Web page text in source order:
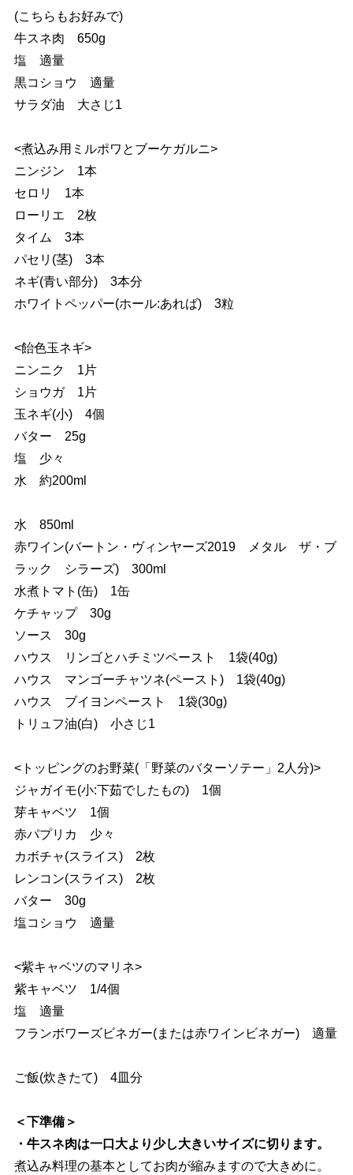
(こちらもお好みで)
牛スネ肉 650g
塩 適量
黒コショウ 適量
サラダ油 大さじ1
<煮込み用ミルポワとブーケガルニ>
ニンジン 1本
セロリ 1本
ローリエ 2枚
タイム 3本
パセリ(茎) 3本
ネギ(青い部分) 3本分
ホワイトペッパー(ホール:あれば) 3粒
<飴色玉ネギ>
ニンニク 1片
ショウガ 1片
玉ネギ(小) 4個
バター 25g
塩 少々
水 約200ml
水 850ml
赤ワイン(バートン・ヴィンヤーズ2019 メタル ザ・ブ
ラック シラーズ) 300ml
水煮トマト(缶) 1缶
ケチャップ 30g
ソース 30g
ハウス リンゴとハチミツペースト 1袋(40g)
ハウス マンゴーチャツネ(ペースト) 1袋(40g)
ハウス ブイヨンペースト 1袋(30g)
トリュフ油(白) 小さじ1
<トッピングのお野菜(「野菜のバターソテー」2人分)>
ジャガイモ(小:下茹でしたもの) 1個
芽キャベツ 1個
赤パプリカ 少々
カボチャ(スライス) 2枚
レンコン(スライス) 2枚
バター 30g
塩コショウ 適量
<紫キャベツのマリネ>
紫キャベツ 1/4個
塩 適量
フランボワーズビネガー(または赤ワインビネガー) 適量
ご飯(炊きたて) 4皿分
＜下準備＞
・牛スネ肉は一口大より少し大きいサイズに切ります。
煮込み料理の基本としてお肉が縮みますので大きめに。